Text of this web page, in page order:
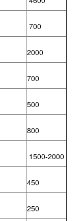
700
2000
700
500
800
1500-2000
450
250